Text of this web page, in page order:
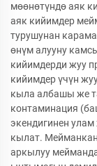
мөөнөтүндө аяк
аяк кийимдер
турушунан
өнүм алууну
кийимдерди жуу
кийимдер үчүн
кыла албашы же
контаминация
экендигинен
кылат.
аркылуу